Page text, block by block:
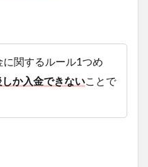
関するルール1つめ
か入金できないことで